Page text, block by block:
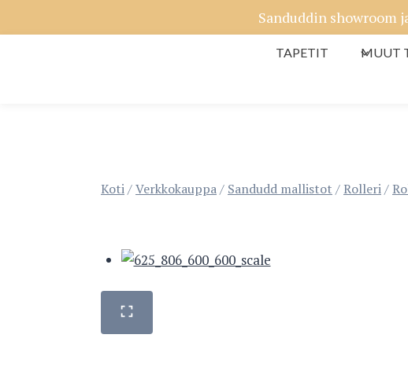
sisältöön
Sanduddin showroom
TAPETIT MUUT
Koti/Verkkokauppa/ Sandudd mallistot /Rolleri/